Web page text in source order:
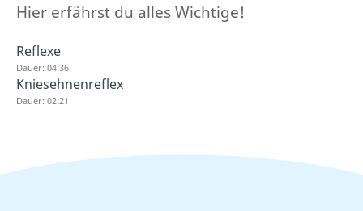
Hier erfährst du alles Wichtige!
Reflexe
Dauer: 04:36
Kniesehnenreflex
Dauer: 02:21